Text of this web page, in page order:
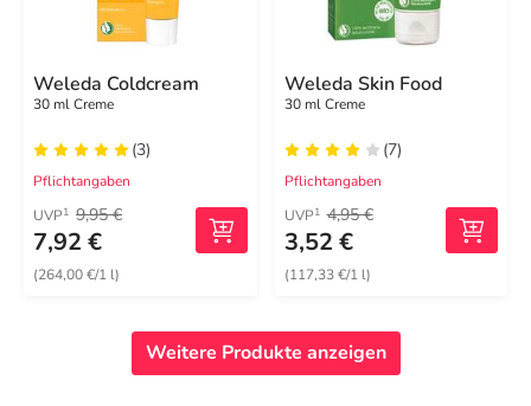
Weleda Coldcream
30 ml Creme
(3)
Pflichtangaben
UVP1 9,95 €
7,92 €
(264,00 €/1 l)
Weleda Skin Food
30 ml Creme
(7)
Pflichtangaben
UVP1 4,95 €
3,52 €
(117,33 €/1 l)
Weitere Produkte anzeigen